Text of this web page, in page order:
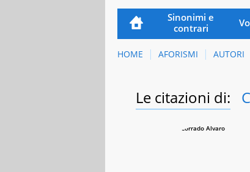
Sinonimi e
contrari
HOME AFORISMI AUTORI
Le citazioni di: